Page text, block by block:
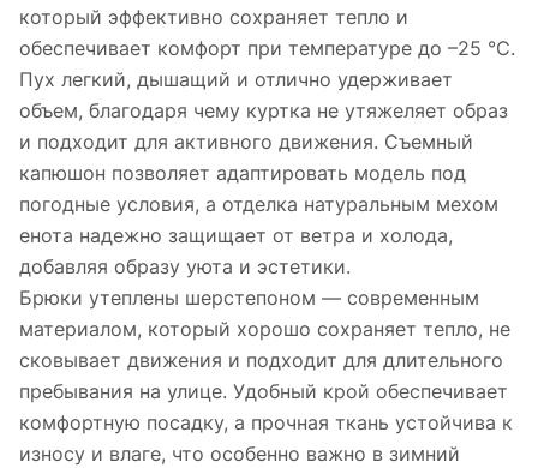
который эффективно сохраняет тепло и
обеспечивает комфорт при температуре до –25 °C.
Пух легкий, дышащий и отлично удерживает
объем, благодаря чему куртка не утяжеляет образ
и подходит для активного движения. Съемный
капюшон позволяет адаптировать модель под
погодные условия, а отделка натуральным мехом
енота надежно защищает от ветра и холода,
добавляя образу уюта и эстетики.
Брюки утеплены шерстепоном — современным
материалом, который хорошо сохраняет тепло, не
сковывает движения и подходит для длительного
пребывания на улице. Удобный крой обеспечивает
комфортную посадку, а прочная ткань устойчива к
износу и влаге, что особенно важно в зимний